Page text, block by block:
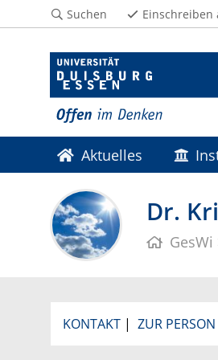
Suchen Einschreiben
Aktuelles
Dr.
GesWi
KONTAKT | ZUR PERSON